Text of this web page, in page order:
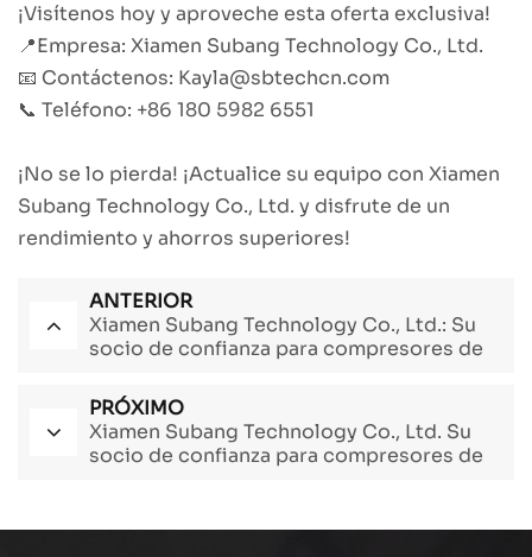
¡Visítenos hoy y aproveche esta oferta exclusiva!
📍Empresa: Xiamen Subang Technology Co., Ltd.
📧 Contáctenos: Kayla@sbtechcn.com
📞 Teléfono: +86 180 5982 6551
¡No se lo pierda! ¡Actualice su equipo con Xiamen
Subang Technology Co., Ltd. y disfrute de un
rendimiento y ahorros superiores!
ANTERIOR
Xiamen Subang Technology Co., Ltd.: Su
socio de confianza para compresores de
PRÓXIMO
Xiamen Subang Technology Co., Ltd. Su
socio de confianza para compresores de